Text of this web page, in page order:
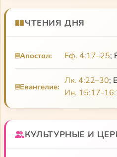
ЧТЕНИЯ ДНЯ
Апостол: Еф. 4:17–25;
Евангелие:
Лк. 4:22–30;
Ин. 15:17-
КУЛЬТУРНЫЕ И